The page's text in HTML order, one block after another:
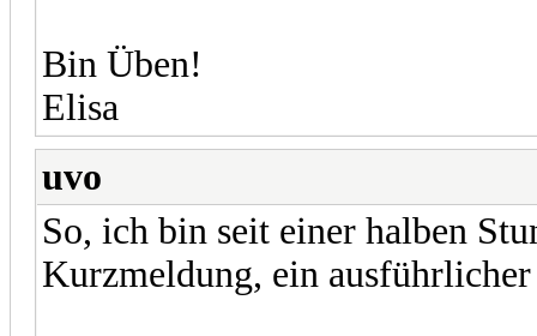
Bin Üben!
Elisa
uvo
So, ich bin seit einer halben
Kurzmeldung, ein